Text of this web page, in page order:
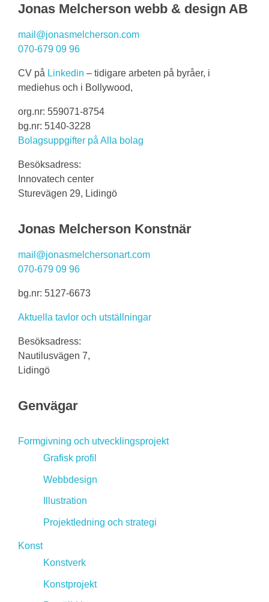
Jonas Melcherson webb & design AB
mail@jonasmelcherson.com
070-679 09 96
CV på Linkedin – tidigare arbeten på byråer, i
mediehus och i Bollywood,
org.nr: 559071-8754
bg.nr: 5140-3228
Bolagsuppgifter på Alla bolag
Besöksadress:
Innovatech center
Sturevägen 29, Lidingö
Jonas Melcherson Konstnär
mail@jonasmelchersonart.com
070-679 09 96
bg.nr: 5127-6673
Aktuella tavlor och utställningar
Besöksadress:
Nautilusvägen 7,
Lidingö
Genvägar
Formgivning och utvecklingsprojekt
Grafisk profil
Webbdesign
Illustration
Projektledning och strategi
Konst
Konstverk
Konstprojekt